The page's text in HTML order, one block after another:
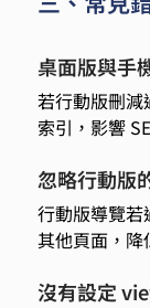
桌面版與手
若行動版刪
索引，影響
忽略行動版
行動版導覽
其他頁面，降
沒有設定